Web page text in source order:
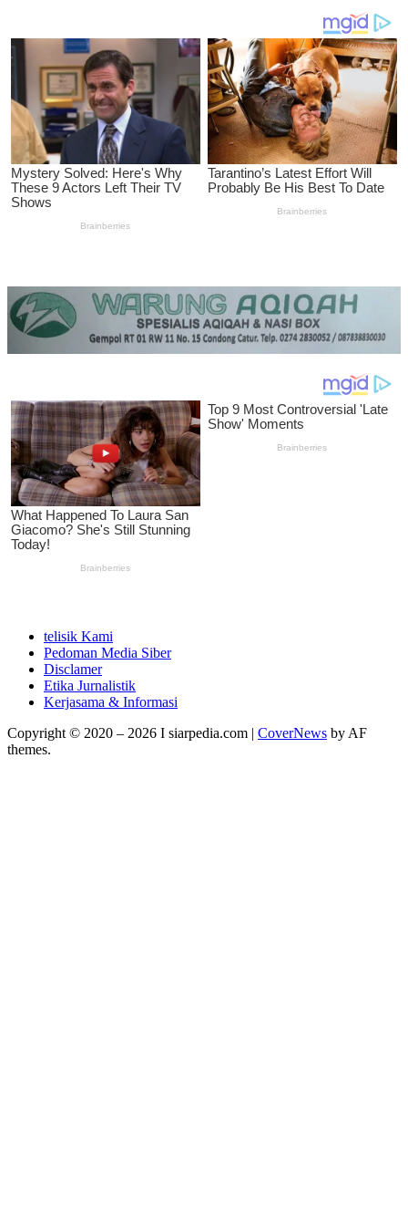
telisik Kami
Pedoman Media Siber
Disclamer
Etika Jurnalistik
Kerjasama & Informasi
Copyright © 2020 – 2026 I siarpedia.com | CoverNews by AF
themes.